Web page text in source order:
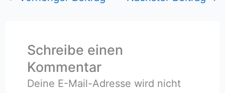
Schreibe einen
Kommentar
Deine E-Mail-Adresse wird nicht